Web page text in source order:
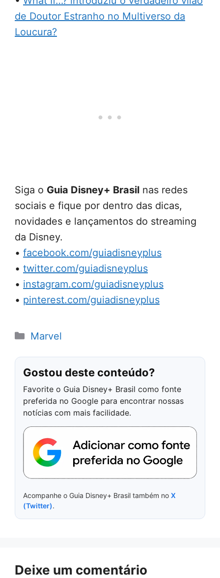
de Doutor Estranho no Multiverso da
Loucura?
Siga o Guia Disney+ Brasil nas redes
sociais e fique por dentro das dicas,
novidades e lançamentos do streaming
da Disney.
• facebook.com/guiadisneyplus
• twitter.com/guiadisneyplus
• instagram.com/guiadisneyplus
• pinterest.com/guiadisneyplus
Categorias
Marvel
Gostou deste conteúdo?
Favorite o Guia Disney+ Brasil como fonte
preferida no Google para encontrar nossas
notícias com mais facilidade.
Acompanhe o Guia Disney+ Brasil também no X
(Twitter).
Deixe um comentário